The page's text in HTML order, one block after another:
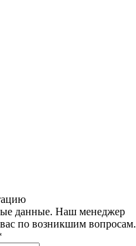
данные. Наш менеджер
по возникшим вопросам.